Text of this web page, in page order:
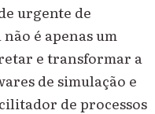
urgente de
é apenas um
e transformar a
de simulação e
de processos